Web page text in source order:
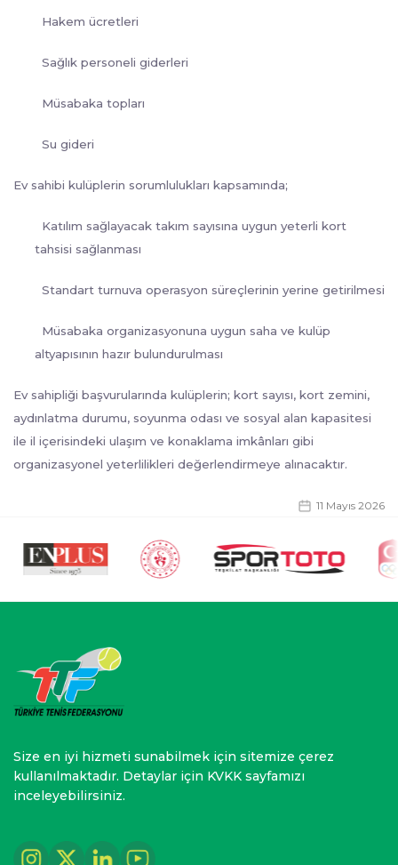
Hakem ücretleri
Sağlık personeli giderleri
Müsabaka topları
Su gideri
Ev sahibi kulüplerin sorumlulukları kapsamında;
Katılım sağlayacak takım sayısına uygun yeterli kort
tahsisi sağlanması
Standart turnuva operasyon süreçlerinin yerine getirilmesi
Müsabaka organizasyonuna uygun saha ve kulüp
altyapısının hazır bulundurulması
Ev sahipliği başvurularında kulüplerin; kort sayısı, kort zemini,
aydınlatma durumu, soyunma odası ve sosyal alan kapasitesi
ile il içerisindeki ulaşım ve konaklama imkânları gibi
organizasyonel yeterlilikleri değerlendirmeye alınacaktır.
11 Mayıs 2026
Size en iyi hizmeti sunabilmek için sitemize çerez
kullanılmaktadır. Detaylar için KVKK sayfamızı
inceleyebilirsiniz.